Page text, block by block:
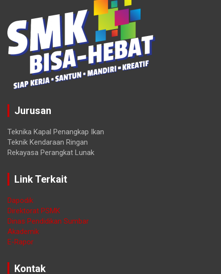
Jurusan
Teknika Kapal Penangkap Ikan
Teknik Kendaraan Ringan
Rekayasa Perangkat Lunak
Link Terkait
Dapodik
Direktorat PSMK
Dinas Pendidikan Sumbar
Akademik
E-Rapor
Kontak